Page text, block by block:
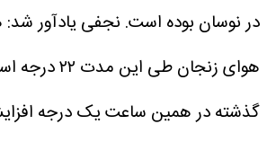
در نوسان بوده است. نجفی یادآور
هوای زنجان
گذشته در همین ساعت یک درجه